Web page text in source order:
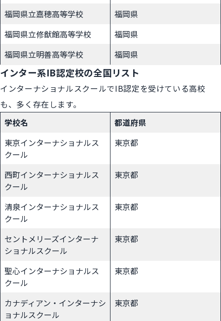
福岡県立嘉穂高等学校
福岡県
福岡県立修猷館高等学校
福岡県
福岡県立明善高等学校
福岡県
インター系IB認定校の全国リスト
インターナショナルスクールでIB認定を受けている高校
も、多く存在します。
学校名
都道府県
東京インターナショナルス
クール
東京都
西町インターナショナルス
クール
東京都
清泉インターナショナルス
クール
東京都
セントメリーズインターナ
ショナルスクール
東京都
聖心インターナショナルス
クール
東京都
カナディアン・インターナシ
ョナルスクール
東京都